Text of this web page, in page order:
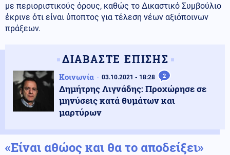
με περιοριστικούς όρους, καθώς το Δικαστικό Συμβούλιο
έκρινε ότι είναι ύποπτος για τέλεση νέων αξιόποινων
πράξεων.
ΔΙΑΒΑΣΤΕ ΕΠΙΣΗΣ
Κοινωνία 03.10.2021 - 18:28 2
Δημήτρης Λιγνάδης: Προχώρησε σε
μηνύσεις κατά θυμάτων και
μαρτύρων
«Είναι αθώος και θα το αποδείξει»